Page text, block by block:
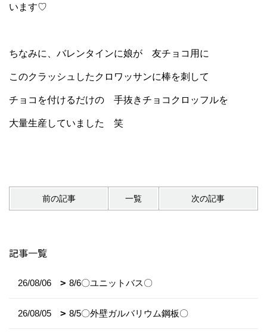
います♡
ちなみに、バレンタインに娘が 友チョコ用に
このクラッシュしたクロワッサンに棒を刺して
チョコを付けるだけの 手抜きチョコクロッフルを
大量生産していました 笑
前の記事 一覧 次の記事
記事一覧
26/08/06 8/6〇ユニットバス〇
26/08/05 8/5〇外壁ガルバリウム鋼板〇